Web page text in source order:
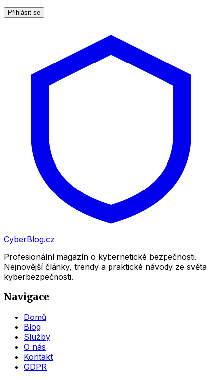
Přihlásit se
CyberBlog.cz
Profesionální magazín o kybernetické bezpečnosti.
Nejnovější články, trendy a praktické návody ze světa
kyberbezpečnosti.
Navigace
Domů
Blog
Služby
O nás
Kontakt
GDPR